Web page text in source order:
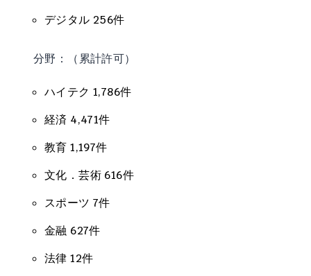
デジタル 256件
分野：（累計許可）
ハイテク 1,786件
経済 4,471件
教育 1,197件
文化．芸術 616件
スポーツ 7件
金融 627件
法律 12件